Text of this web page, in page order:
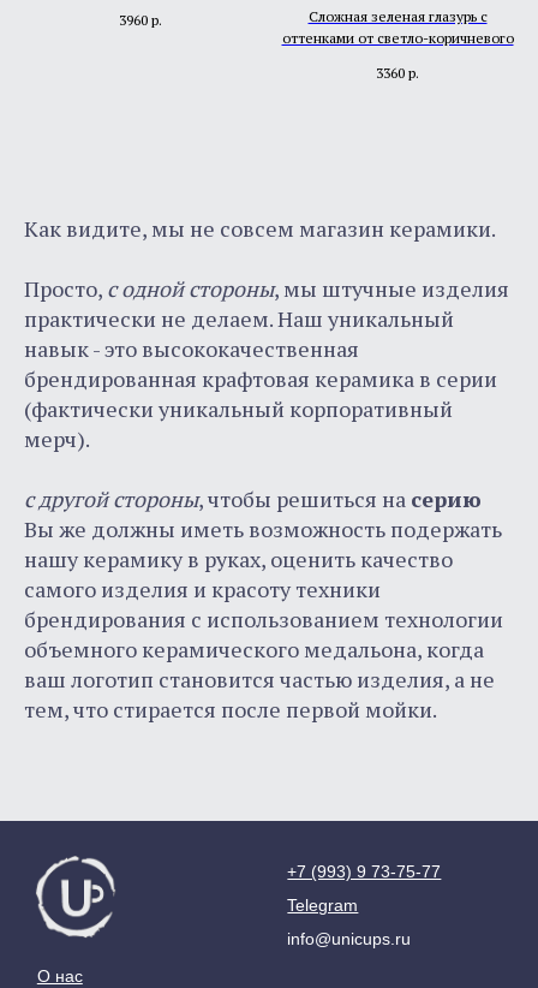
3960 р.
Сложная зеленая глазурь с
оттенками от светло-коричневого
3360 р.
Как видите, мы не совсем магазин керамики.
Просто, с одной стороны, мы штучные изделия
практически не делаем. Наш уникальный
навык - это высококачественная
брендированная крафтовая керамика в серии
(фактически уникальный корпоративный
мерч).
с другой стороны, чтобы решиться на серию
Вы же должны иметь возможность подержать
нашу керамику в руках, оценить качество
самого изделия и красоту техники
брендирования с использованием технологии
объемного керамического медальона, когда
ваш логотип становится частью изделия, а не
тем, что стирается после первой мойки.
© Университетские кружки, 2023-2026
г. Санкт-Петербург,
Как мы делаемкерамику
Контакты
Политика конфиденциальности